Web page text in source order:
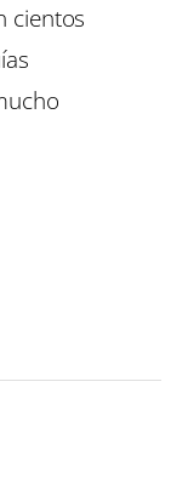
cientos